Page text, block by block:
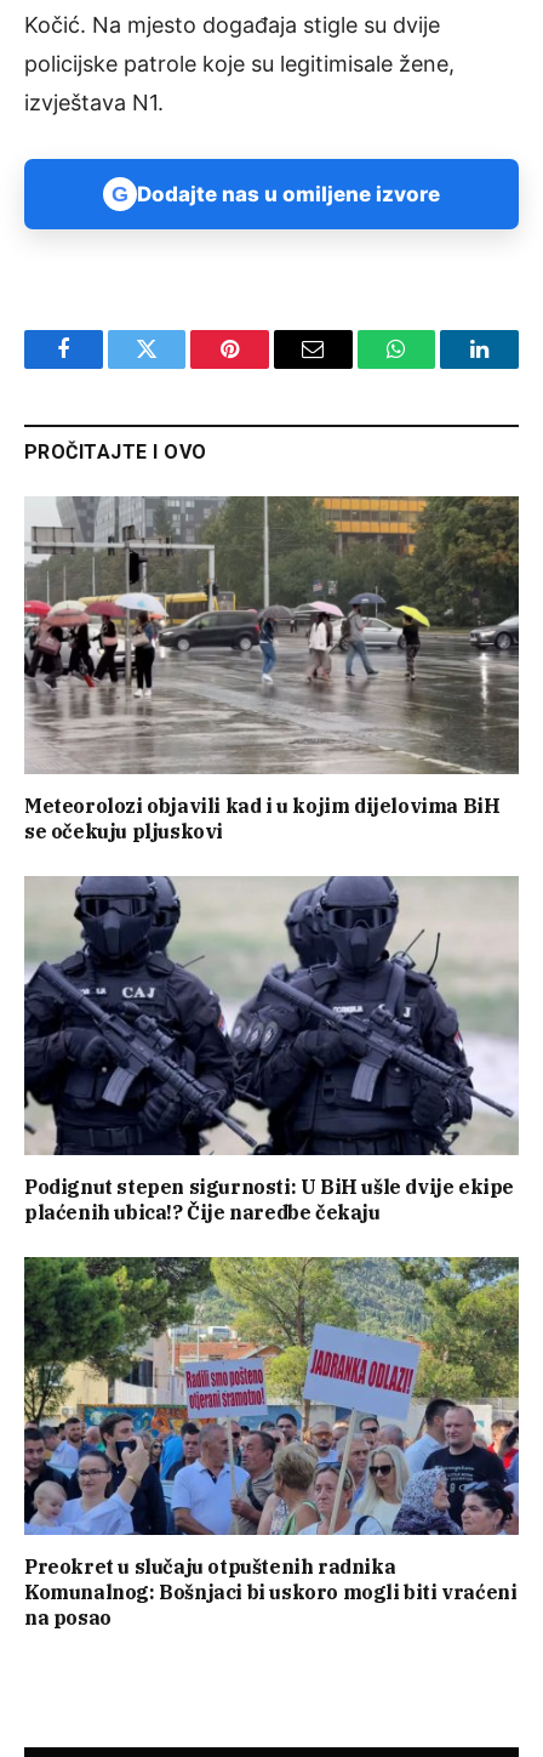
Kočić. Na mjesto događaja stigle su dvije
policijske patrole koje su legitimisale žene,
izvještava N1.
G Dodajte nas u omiljene izvore
FacebookTwitter Pinterest Email WhatsApp
PROČITAJTE I OVO
Meteorolozi objavili kad i u kojim dijelovima BiH
se očekuju pljuskovi
Podignut stepen sigurnosti: U BiH ušle dvije ekipe
plaćenih ubica!? Čije naredbe čekaju
Preokret u slučaju otpuštenih radnika
Komunalnog: Bošnjaci bi uskoro mogli biti vraćeni
na posao